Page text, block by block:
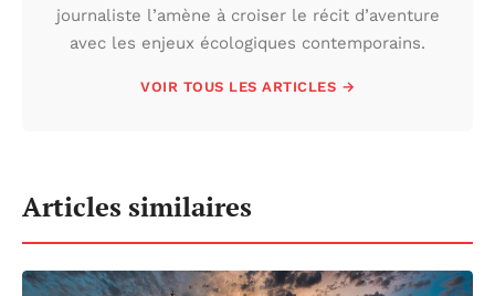
journaliste l’amène à croiser le récit d’aventure
avec les enjeux écologiques contemporains.
VOIR TOUS LES ARTICLES →
Articles similaires